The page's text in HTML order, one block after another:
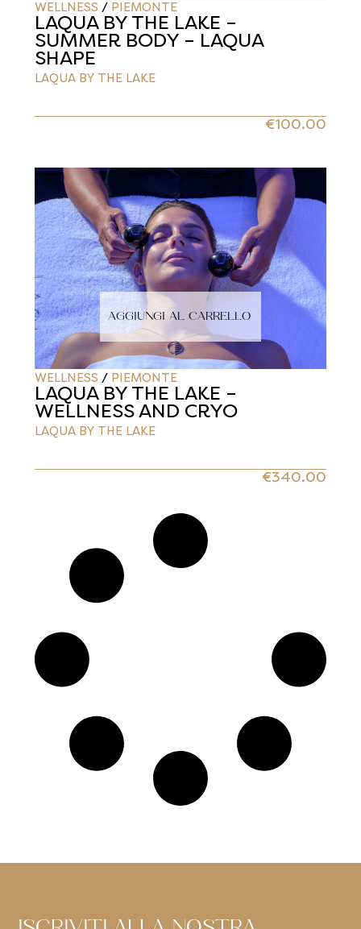
WELLNESS / PIEMONTE
LAQUA BY THE LAKE –
SUMMER BODY – LAQUA
SHAPE
LAQUA BY THE LAKE
€100.00
AGGIUNGI AL CARRELLO
WELLNESS / PIEMONTE
LAQUA BY THE LAKE –
WELLNESS AND CRYO
LAQUA BY THE LAKE
€340.00